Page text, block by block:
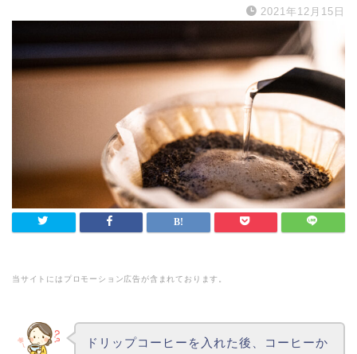
2021年12月15日
当サイトにはプロモーション広告が含まれております。
ドリップコーヒーを入れた後、コーヒーか